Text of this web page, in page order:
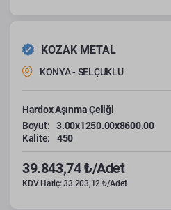
KOZAK METAL
KONYA - SELÇUKLU
Hardox Aşınma Çeliği
Boyut:
3.00x1250.00x8600.00
Kalite:
450
39.843,74 ₺/Adet
KDV Hariç: 33.203,12 ₺/Adet